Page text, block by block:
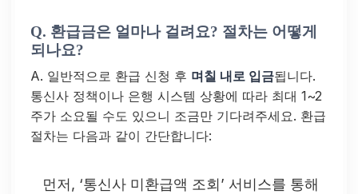
Q. 환급금은 얼마나 걸려요? 절차는 어떻게
되나요?
A. 일반적으로 환급 신청 후 며칠 내로 입금됩니다.
통신사 정책이나 은행 시스템 상황에 따라 최대 1~2
주가 소요될 수도 있으니 조금만 기다려주세요. 환급
절차는 다음과 같이 간단합니다:
먼저, ‘통신사 미환급액 조회’ 서비스를 통해